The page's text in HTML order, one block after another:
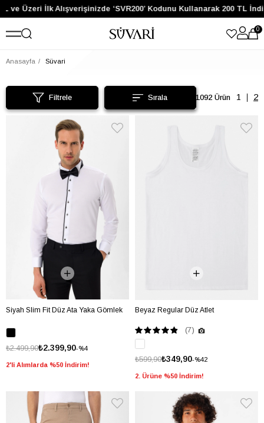
Üzeri İlk Alışverişinizde ‘SVR200’ Kodunu Kullanarak 200 TL İndirim
0
Anasayfa Süvari
Filtrele 1092 Ürün
Siyah Slim Fit Düz Ata Yaka Gömlek
%4
₺2.399,90
₺2.499,90
2'li Alımlarda %50 İndirim!
Beyaz Regular Düz Atlet
(7)
%42
₺349,90
₺599,90
2. Ürüne %50 İndirim!